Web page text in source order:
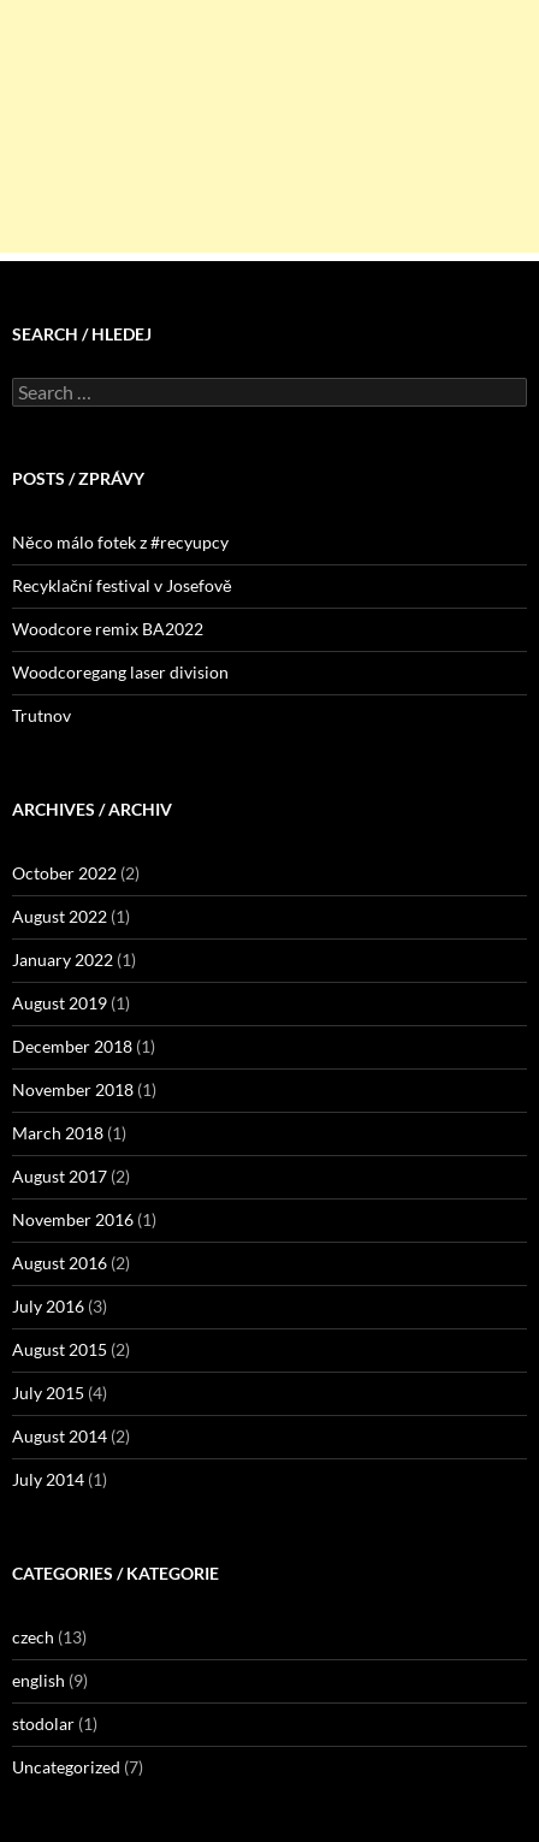
SEARCH / HLEDEJ
Search
for:
POSTS / ZPRÁVY
Něco málo fotek z #recyupcy
Recyklační festival v Josefově
Woodcore remix BA2022
Woodcoregang laser division
Trutnov
ARCHIVES / ARCHIV
October 2022 (2)
August 2022 (1)
January 2022 (1)
August 2019 (1)
December 2018 (1)
November 2018 (1)
March 2018 (1)
August 2017 (2)
November 2016 (1)
August 2016 (2)
July 2016 (3)
August 2015 (2)
July 2015 (4)
August 2014 (2)
July 2014 (1)
CATEGORIES / KATEGORIE
czech (13)
english (9)
stodolar (1)
Uncategorized (7)